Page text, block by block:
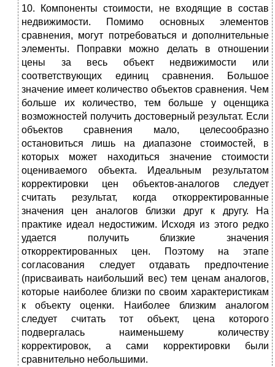
10. Компоненты стоимости, не входящие в состав
недвижимости. Помимо основных элементов
сравнения, могут потребоваться и дополнительные
элементы. Поправки можно делать в отношении
цены за весь объект недвижимости или
соответствующих единиц сравнения. Большое
значение имеет количество объектов сравнения. Чем
больше их количество, тем больше у оценщика
возможностей получить достоверный результат. Если
объектов сравнения мало, целесообразно
остановиться лишь на диапазоне стоимостей, в
которых может находиться значение стоимости
оцениваемого объекта. Идеальным результатом
корректировки цен объектов-аналогов следует
считать результат, когда откорректированные
значения цен аналогов близки друг к другу. На
практике идеал недостижим. Исходя из этого редко
удается получить близкие значения
откорректированных цен. Поэтому на этапе
согласования следует отдавать предпочтение
(присваивать наибольший вес) тем ценам аналогов,
которые наиболее близки по своим характеристикам
к объекту оценки. Наиболее близким аналогом
следует считать тот объект, цена которого
подвергалась наименьшему количеству
корректировок, а сами корректировки были
сравнительно небольшими.